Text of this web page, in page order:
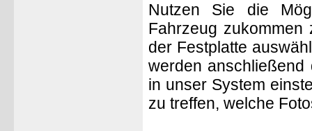
Nutzen Sie die
Fahrzeug
der Festplatte
werden anschließend
in unser System
zu treffen, welche